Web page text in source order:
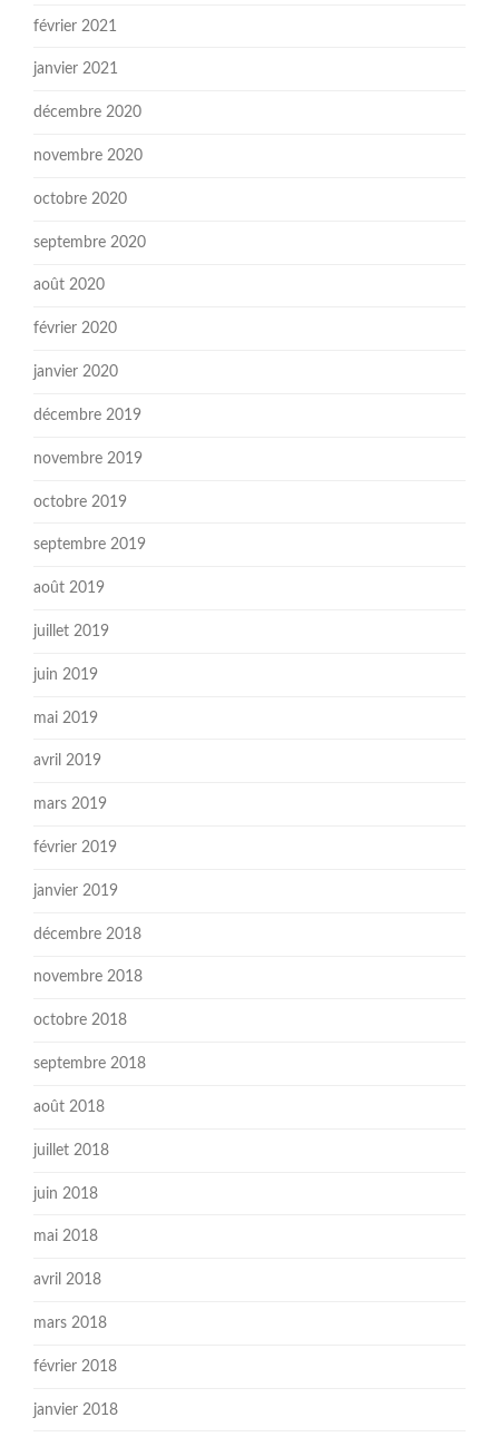
février 2021
janvier 2021
décembre 2020
novembre 2020
octobre 2020
septembre 2020
août 2020
février 2020
janvier 2020
décembre 2019
novembre 2019
octobre 2019
septembre 2019
août 2019
juillet 2019
juin 2019
mai 2019
avril 2019
mars 2019
février 2019
janvier 2019
décembre 2018
novembre 2018
octobre 2018
septembre 2018
août 2018
juillet 2018
juin 2018
mai 2018
avril 2018
mars 2018
février 2018
janvier 2018